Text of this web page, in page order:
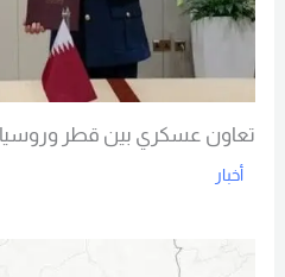
تعاون عسكري بين قطر وروسيا
أخبار